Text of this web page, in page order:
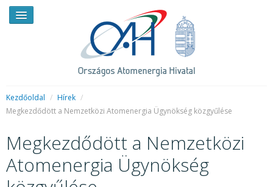
RENDKÍVÜLI HÍREK
SAJTÓSZOBA
Kezdőoldal / Hírek /
Megkezdődött a Nemzetközi Atomenergia Ügynökség közgyűlése
Megkezdődött a Nemzetközi
Atomenergia Ügynökség